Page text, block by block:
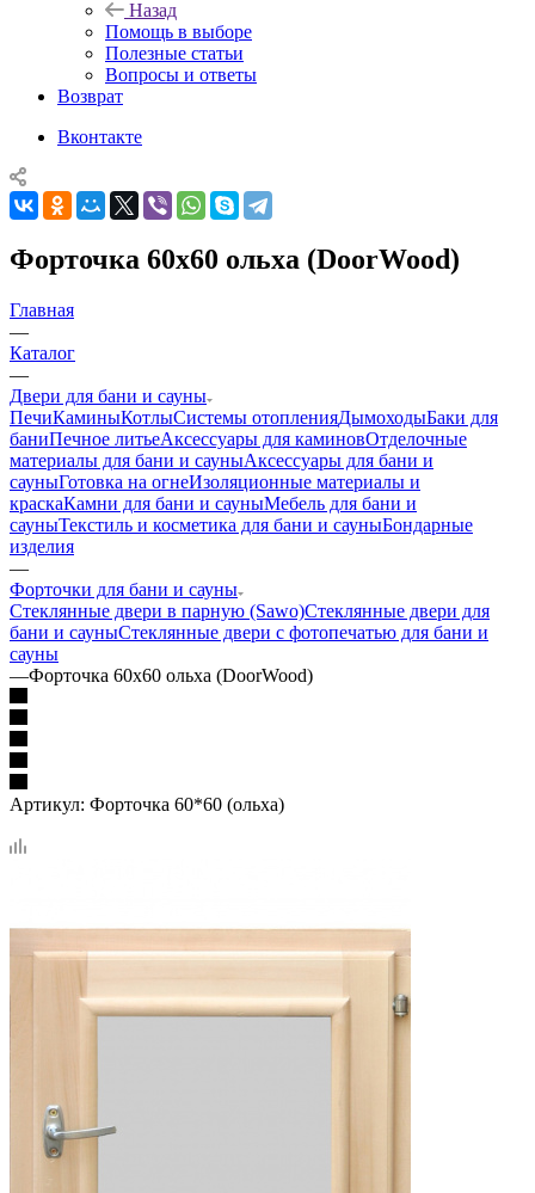
Назад
Помощь в выборе
Полезные статьи
Вопросы и ответы
Возврат
Вконтакте
Форточка 60х60 ольха (DoorWood)
Главная
—
Каталог
—
Двери для бани и сауны
ПечиКаминыКотлыСистемы отопленияДымоходыБаки для
баниПечное литьеАксессуары для каминовОтделочные
материалы для бани и сауныАксессуары для бани и
сауныГотовка на огнеИзоляционные материалы и
краскаКамни для бани и сауныМебель для бани и
сауныТекстиль и косметика для бани и сауныБондарные
изделия
—
Форточки для бани и сауны
Стеклянные двери в парную (Sawo)Стеклянные двери для
бани и сауныСтеклянные двери с фотопечатью для бани и
сауны
—Форточка 60х60 ольха (DoorWood)
Артикул: Форточка 60*60 (ольха)